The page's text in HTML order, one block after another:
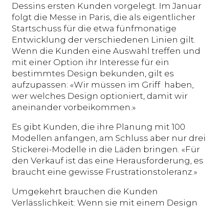
Dessins ersten Kunden vorgelegt. Im Januar
folgt die Messe in Paris, die als eigentlicher
Startschuss für die etwa fünfmonatige
Entwicklung der verschiedenen Linien gilt.
Wenn die Kunden eine Auswahl treffen und
mit einer Option ihr Interesse für ein
bestimmtes Design bekunden, gilt es
aufzupassen: «Wir müssen im Griff haben,
wer welches Design optioniert, damit wir
aneinander vorbeikommen.»
Es gibt Kunden, die ihre Planung mit 100
Modellen anfangen, am Schluss aber nur drei
Stickerei-Modelle in die Läden bringen. «Für
den Verkauf ist das eine Herausforderung, es
braucht eine gewisse Frustrationstoleranz.»
Umgekehrt brauchen die Kunden
Verlässlichkeit: Wenn sie mit einem Design